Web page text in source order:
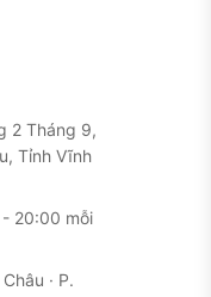
2 Tháng 9,
Tỉnh Vĩnh
20:00 mỗi
· P.